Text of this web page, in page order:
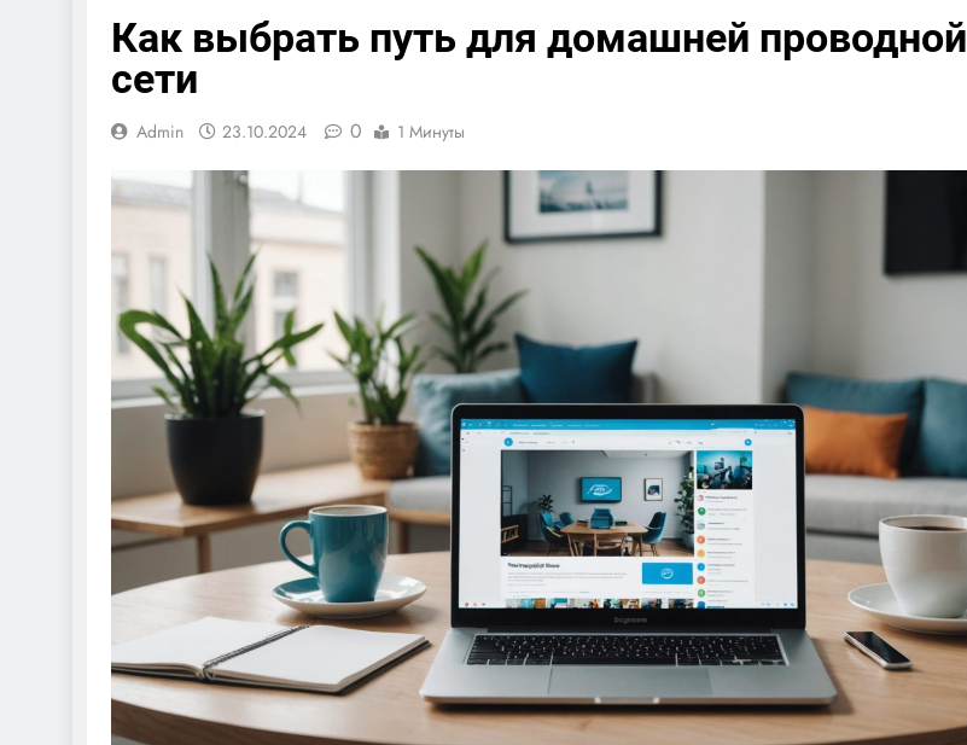
Как выбрать путь для домашней проводной
сети
Admin 23.10.2024 0 1 Минуты